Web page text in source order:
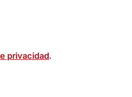
privacidad.